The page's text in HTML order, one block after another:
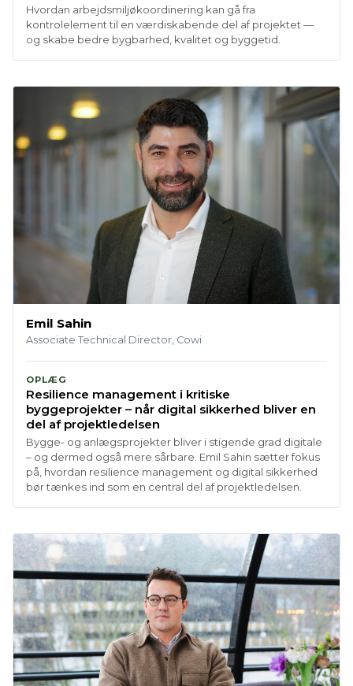
Hvordan arbejdsmiljøkoordinering kan gå fra
kontrolelement til en værdiskabende del af projektet —
og skabe bedre bygbarhed, kvalitet og byggetid.
Emil Sahin
Associate Technical Director, Cowi
OPLÆG
Resilience management i kritiske
byggeprojekter – når digital sikkerhed bliver en
del af projektledelsen
Bygge- og anlægsprojekter bliver i stigende grad digitale
– og dermed også mere sårbare. Emil Sahin sætter fokus
på, hvordan resilience management og digital sikkerhed
bør tænkes ind som en central del af projektledelsen.